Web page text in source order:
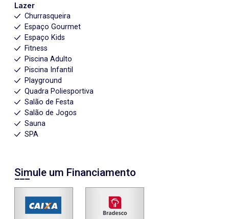
Lazer
Churrasqueira
Espaço Gourmet
Espaço Kids
Fitness
Piscina Adulto
Piscina Infantil
Playground
Quadra Poliesportiva
Salão de Festa
Salão de Jogos
Sauna
SPA
Simule um Financiamento